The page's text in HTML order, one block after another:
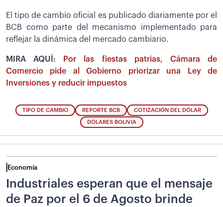
El tipo de cambio oficial es publicado diariamente por el
BCB como parte del mecanismo implementado para
reflejar la dinámica del mercado cambiario.
MIRA AQUÍ:
Por las fiestas patrias, Cámara de
Comercio pide al Gobierno priorizar una Ley de
Inversiones y reducir impuestos
TIPO DE CAMBIO REPORTE BCB COTIZACIÓN DEL DÓLAR
DÓLARES BOLIVIA
Economía
Industriales esperan que el mensaje
de Paz por el 6 de Agosto brinde